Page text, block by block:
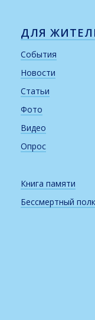
ДЛЯ
События
Новости
Статьи
Фото
Видео
Опрос
Книга памяти
Бессмертный полк